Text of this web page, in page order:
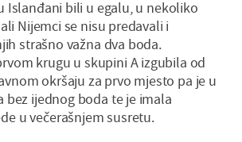
Islanđani bili u egalu, u nekoliko
Nijemci se nisu predavali i
strašno važna dva boda.
krugu u skupini A izgubila od
okršaju za prvo mjesto pa je u
bez ijednog boda te je imala
u večerašnjem susretu.